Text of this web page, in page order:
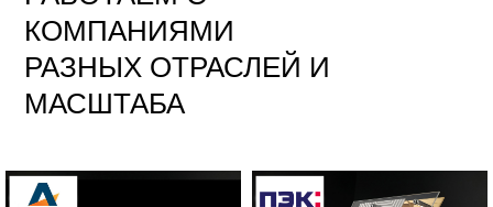
КОМПАНИЯМИ
РАЗНЫХ ОТРАСЛЕЙ И
МАСШТАБА